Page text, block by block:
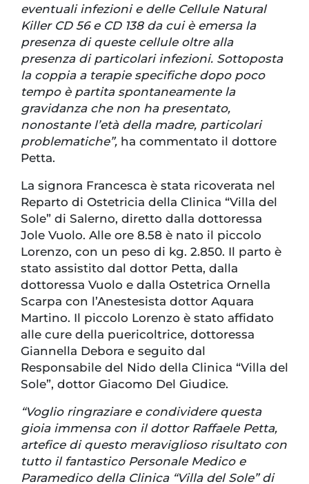
eventuali infezioni e delle Cellule Natural
Killer CD 56 e CD 138 da cui è emersa la
presenza di queste cellule oltre alla
presenza di particolari infezioni. Sottoposta
la coppia a terapie specifiche dopo poco
tempo è partita spontaneamente la
gravidanza che non ha presentato,
nonostante l’età della madre, particolari
problematiche”, ha commentato il dottore
Petta.
La signora Francesca è stata ricoverata nel
Reparto di Ostetricia della Clinica “Villa del
Sole” di Salerno, diretto dalla dottoressa
Jole Vuolo. Alle ore 8.58 è nato il piccolo
Lorenzo, con un peso di kg. 2.850. Il parto è
stato assistito dal dottor Petta, dalla
dottoressa Vuolo e dalla Ostetrica Ornella
Scarpa con l’Anestesista dottor Aquara
Martino. Il piccolo Lorenzo è stato affidato
alle cure della puericoltrice, dottoressa
Giannella Debora e seguito dal
Responsabile del Nido della Clinica “Villa del
Sole”, dottor Giacomo Del Giudice.
“Voglio ringraziare e condividere questa
gioia immensa con il dottor Raffaele Petta,
artefice di questo meraviglioso risultato con
tutto il fantastico Personale Medico e
Paramedico della Clinica “Villa del Sole” di